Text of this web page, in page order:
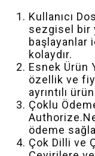
Kullanıcı
sezgisel bir
başlayanlar
kolaydır.
Esnek Ürün
özellik ve
ayrıntılı
Çoklu
ödeme
Çok Dilli ve